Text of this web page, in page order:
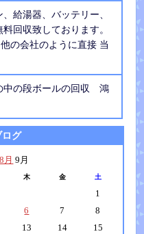
給湯器、バッテリー、
回収致しております。
の会社のように直接 当
の段ボールの回収 鴻
グ
月 9月
木 金 土
1
6 7
8
13 14
15